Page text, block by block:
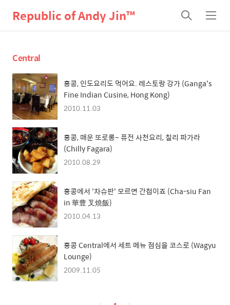
Republic of Andy Jin™
검
색
메
뉴
Central
홍콩, 인도요리도 먹어요. 레스토랑 강가 (Ganga's
Fine Indian Cusine, Hong Kong)
2010.11.03
홍콩, 매운 또로롱~ 퓨전 사천요리, 칠리 파가라
(Chilly Fagara)
2010.08.29
홍콩에서 '차슈판' 모르면 간첩이죠 (Cha-siu Fan
in 華豊 叉燒飯)
2010.04.13
홍콩 Central에서 세트 메뉴 점심을 코스로 (Wagyu
Lounge)
2009.11.05